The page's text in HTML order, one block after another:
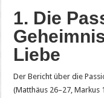
1. Die
Liebe
Der Bericht über die
(Matthäus 26–27, Markus